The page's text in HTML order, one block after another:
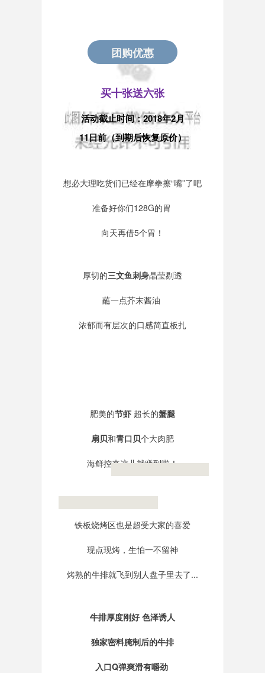
团购优惠
买十张送六张
活动截止时间：2018年2月
11日前（到期后恢复原价）
想必大理吃货们已经在摩拳擦“嘴”了吧
准备好你们128G的胃
向天再借5个胃！
厚切的三文鱼刺身晶莹剔透
蘸一点芥末酱油
浓郁而有层次的口感简直板扎
肥美的节虾 超长的蟹腿
扇贝和青口贝个大肉肥
海鲜控来这儿就赚到啦！
铁板烧烤区也是超受大家的喜爱
现点现烤，生怕一不留神
烤熟的牛排就飞到别人盘子里去了...
牛排厚度刚好 色泽诱人
独家密料腌制后的牛排
入口Q弹爽滑有嚼劲